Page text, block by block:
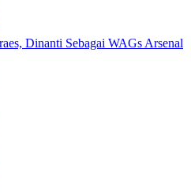
Dinanti Sebagai WAGs Arsenal